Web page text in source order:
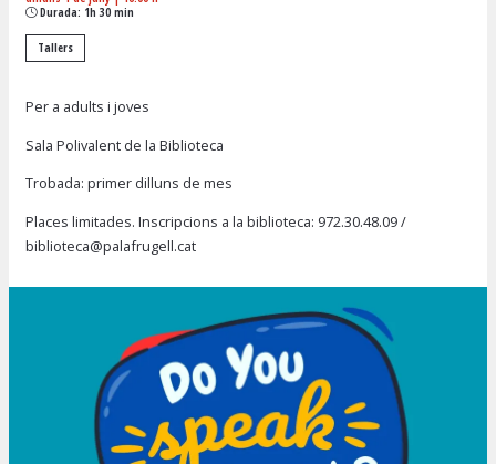
Durada: 1h 30 min
Tallers
Per a adults i joves
Sala Polivalent de la Biblioteca
Trobada: primer dilluns de mes
Places limitades. Inscripcions a la biblioteca: 972.30.48.09/
biblioteca@palafrugell.cat